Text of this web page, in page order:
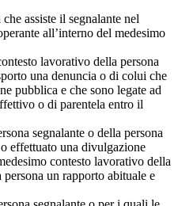
assiste il segnalante nel
all’interno del medesimo
lavorativo della persona
una denuncia o di colui che
pubblica e che sono legate ad
o di parentela entro il
segnalante o della persona
effettuato una divulgazione
contesto lavorativo della
persona un rapporto abituale e